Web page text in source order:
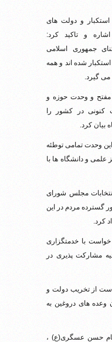
استکبار و دولت های
و تاکید کرد:
جمهوری اسلامی
شده اند و همه
گیرد.
مفتح و وحدت حوزه و
کنونی در کشور را
بیان کرد.
وحدت تمامی توطئه
و دانشگاه ها با
مجلس شورای
گسترده مردم در این
کرد.
خواست با خدمتگزاری
مشارکت پذیری در
از تخریب دولت و
وعده های دروغین به
حسن عسگری(ع) ،